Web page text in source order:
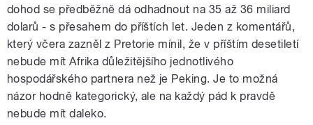
dohod se předběžně dá odhadnout na 35 až 36 miliard
dolarů - s přesahem do příštích let. Jeden z komentářů,
který včera zazněl z Pretorie mínil, že v příštím desetiletí
nebude mít Afrika důležitějšího jednotlivého
hospodářského partnera než je Peking. Je to možná
názor hodně kategorický, ale na každý pád k pravdě
nebude mít daleko.